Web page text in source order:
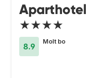
★★★★
8.9
Molt bo